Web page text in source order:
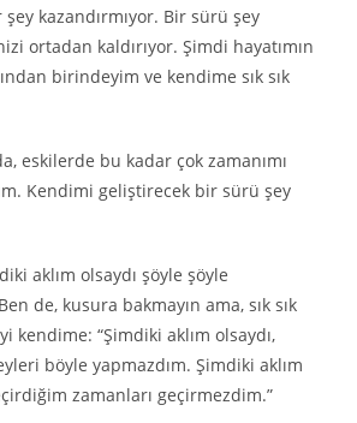
kazandırmıyor. Bir sürü şey
ortadan kaldırıyor. Şimdi hayatımın
birindeyim ve kendime sık sık
eskilerde bu kadar çok zamanımı
Kendimi geliştirecek bir sürü şey
aklım olsaydı şöyle şöyle
de, kusura bakmayın ama, sık sık
kendime: “Şimdiki aklım olsaydı,
böyle yapmazdım. Şimdiki aklım
zamanları geçirmezdim.”